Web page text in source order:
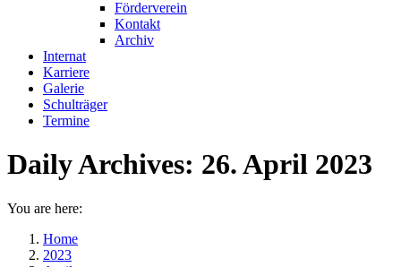
Förderverein
Kontakt
Archiv
Internat
Karriere
Galerie
Schulträger
Termine
Daily Archives: 26. April 2023
You are here:
Home
2023